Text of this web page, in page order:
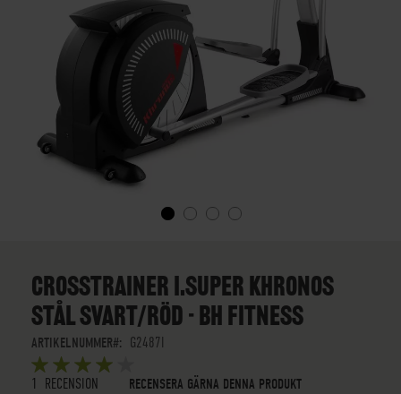
BEGINNING
IMAGES
GALLERY
CROSSTRAINER I.SUPER KHRONOS
STÅL SVART/RÖD - BH FITNESS
ARTIKELNUMMER
G2487I
BETYG:
5OUT OF5
STARS
1 RECENSION RECENSERA GÄRNA DENNA PRODUKT